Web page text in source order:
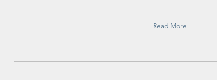
Read More